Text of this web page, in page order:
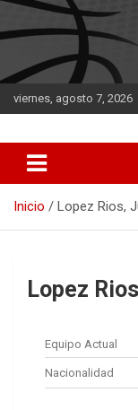
Saltar
al
contenido
viernes, agosto 7, 2026
DATA
Inicio Lopez Rios,
Lopez
Equipo Actual
Nacionalidad